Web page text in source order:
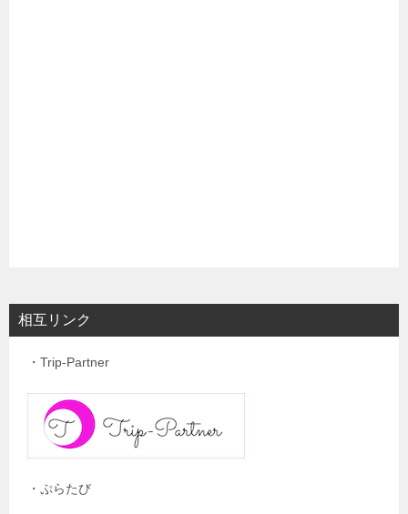
相互リンク
・Trip-Partner
・ぷらたび